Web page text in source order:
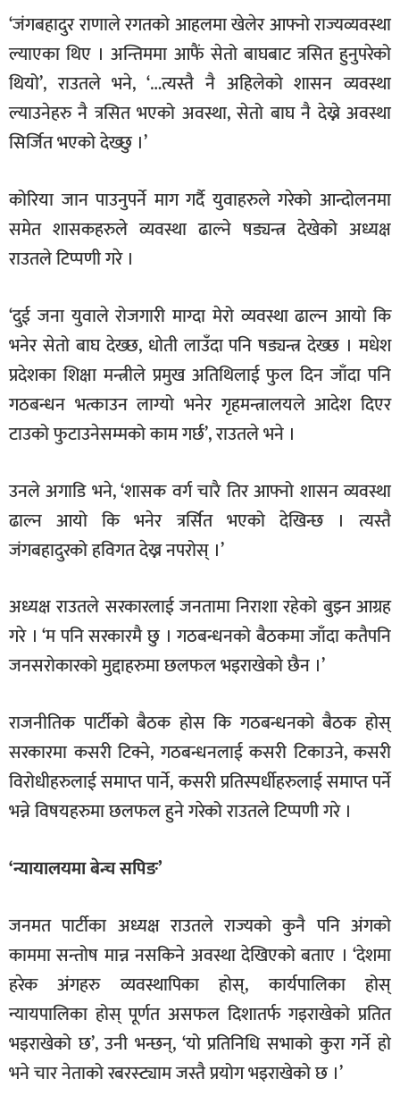
समाज
शिक्षा
विचार
स्वास्थ्य
‘जंगबहादुर राणाले रगतको आहलमा खेलेर आफ्नो राज्यव्यवस्था
ल्याएका थिए । अन्तिममा आफैं सेतो बाघबाट त्रसित हुनुपरेको
थियो’, राउतले भने, ‘…त्यस्तै नै अहिलेको शासन व्यवस्था
ल्याउनेहरु नै त्रसित भएको अवस्था, सेतो बाघ नै देख्ने अवस्था
सिर्जित भएको देख्छु ।’
कोरिया जान पाउनुपर्ने माग गर्दै युवाहरुले गरेको आन्दोलनमा
समेत शासकहरुले व्यवस्था ढाल्ने षड्यन्त्र देखेको अध्यक्ष
राउतले टिप्पणी गरे ।
‘दुई जना युवाले रोजगारी माग्दा मेरो व्यवस्था ढाल्न आयो कि
भनेर सेतो बाघ देख्छ, धोती लाउँदा पनि षड्यन्त्र देख्छ । मधेश
प्रदेशका शिक्षा मन्त्रीले प्रमुख अतिथिलाई फुल दिन जाँदा पनि
गठबन्धन भत्काउन लाग्यो भनेर गृहमन्त्रालयले आदेश दिएर
टाउको फुटाउनेसम्मको काम गर्छ’, राउतले भने ।
उनले अगाडि भने, ‘शासक वर्ग चारै तिर आफ्नो शासन व्यवस्था
ढाल्न आयो कि भनेर त्रर्सित भएको देखिन्छ । त्यस्तै
जंगबहादुरको हविगत देख्न नपरोस् ।’
अध्यक्ष राउतले सरकारलाई जनतामा निराशा रहेको बुझ्न आग्रह
गरे । ‘म पनि सरकारमै छु । गठबन्धनको बैठकमा जाँदा कतैपनि
जनसरोकारको मुद्दाहरुमा छलफल भइराखेको छैन ।’
राजनीतिक पार्टीको बैठक होस कि गठबन्धनको बैठक होस्
सरकारमा कसरी टिक्ने, गठबन्धनलाई कसरी टिकाउने, कसरी
विरोधीहरुलाई समाप्त पार्ने, कसरी प्रतिस्पर्धीहरुलाई समाप्त पर्ने
भन्ने विषयहरुमा छलफल हुने गरेको राउतले टिप्पणी गरे ।
‘न्यायालयमा बेन्च सपिङ’
जनमत पार्टीका अध्यक्ष राउतले राज्यको कुनै पनि अंगको
काममा सन्तोष मान्न नसकिने अवस्था देखिएको बताए । ‘देशमा
हरेक अंगहरु व्यवस्थापिका होस्, कार्यपालिका होस्
न्यायपालिका होस् पूर्णत असफल दिशातर्फ गइराखेको प्रतित
भइराखेको छ’, उनी भन्छन्, ‘यो प्रतिनिधि सभाको कुरा गर्ने हो
भने चार नेताको रबरस्ट्याम जस्तै प्रयोग भइराखेको छ ।’